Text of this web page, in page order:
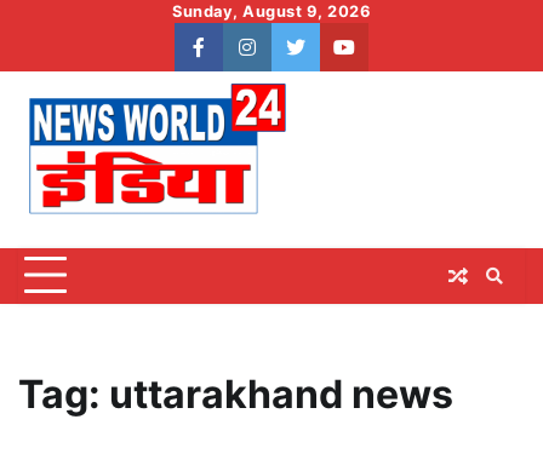
content
Sunday, August 9, 2026
facebookinstagram
twitteryoutube
Tag: uttarakhand news